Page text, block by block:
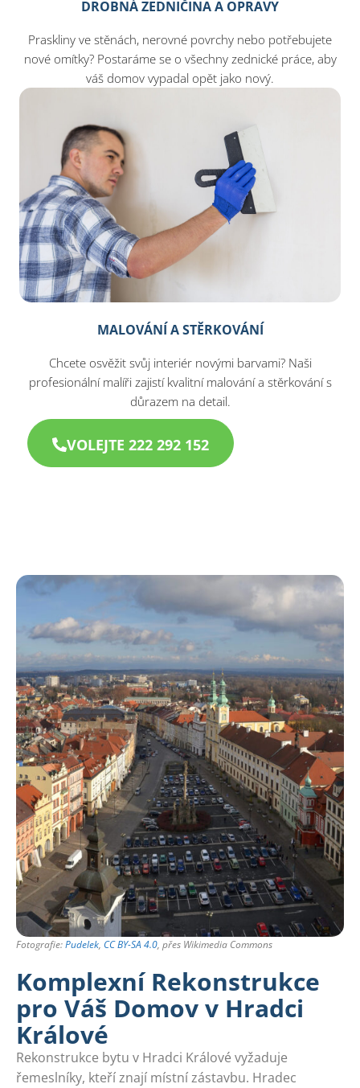
DROBNÁ ZEDNIČINA A OPRAVY
Praskliny ve stěnách, nerovné povrchy nebo potřebujete
nové omítky? Postaráme se o všechny zednické práce, aby
váš domov vypadal opět jako nový.
MALOVÁNÍ A STĚRKOVÁNÍ
Chcete osvěžit svůj interiér novými barvami? Naši
profesionální malíři zajistí kvalitní malování a stěrkování s
důrazem na detail.
VOLEJTE 222 292 152
Fotografie:Pudelek, CC BY-SA 4.0, přes Wikimedia Commons
Komplexní Rekonstrukce
pro Váš Domov v Hradci
Králové
Rekonstrukce bytu v Hradci Králové vyžaduje
řemeslníky, kteří znají místní zástavbu. Hradec